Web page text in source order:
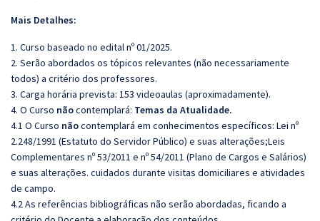
Mais Detalhes:
1. Curso baseado no edital nº 01/2025.
2. Serão abordados os tópicos relevantes (não necessariamente
todos) a critério dos professores.
3. Carga horária prevista: 153 videoaulas (aproximadamente).
4. O Curso nãocontemplará: Temas da Atualidade.
4.1 O Curso nãocontemplará em conhecimentos específicos: Lei nº
2.248/1991 (Estatuto do Servidor Público) e suas alterações;Leis
Complementares nº 53/2011 e nº 54/2011 (Plano de Cargos e Salários)
e suas alterações. cuidados durante visitas domiciliares e atividades
de campo.
4.2 As referências bibliográficas não serão abordadas, ficando a